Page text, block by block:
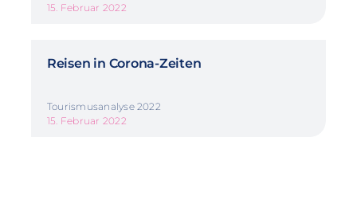
15. Februar 2022
Reisen in Corona-Zeiten
Tourismusanalyse 2022
15. Februar 2022